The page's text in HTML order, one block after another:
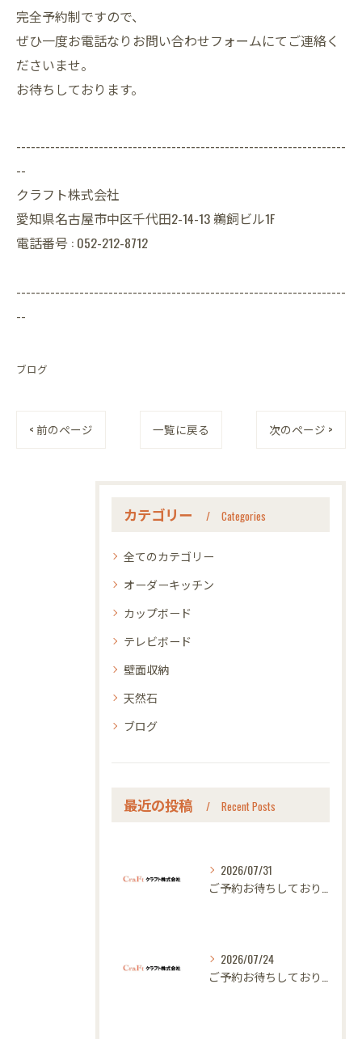
完全予約制ですので、
ぜひ一度お電話なりお問い合わせフォームにてご連絡く
ださいませ。
お待ちしております。
--------------------------------------------------------------------
--
クラフト株式会社
愛知県名古屋市中区千代田2-14-13 鵜飼ビル1F
電話番号 : 052-212-8712
--------------------------------------------------------------------
--
ブログ
< 前のページ 一覧に戻る 次のページ >
カテゴリー Categories
全てのカテゴリー
オーダーキッチン
カップボード
テレビボード
壁面収納
天然石
ブログ
最近の投稿 Recent Posts
2026/07/31
2026/07/24